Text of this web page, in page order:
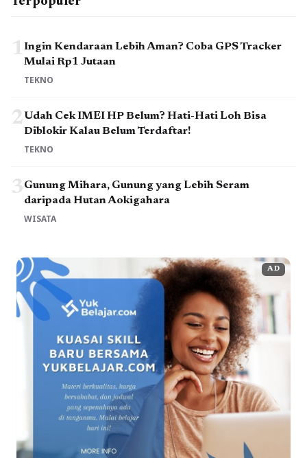
1Ingin Kendaraan Lebih Aman? Coba GPS Tracker
Mulai Rp1 Jutaan
TEKNO
2Udah Cek IMEI HP Belum? Hati-Hati Loh Bisa
Diblokir Kalau Belum Terdaftar!
TEKNO
3Gunung Mihara, Gunung yang Lebih Seram
daripada Hutan Aokigahara
WISATA
AD